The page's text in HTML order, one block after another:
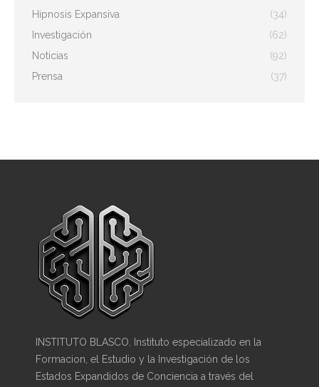
Hipnosis Expansiva
(34)
Investigación
(62)
Noticias
(92)
Prensa
(37)
INSTITUTO BLASCO. Instituto especializado en la
Formacion, el Estudio y la Investigación de los
Estados Expandidos de Conciencia a través del